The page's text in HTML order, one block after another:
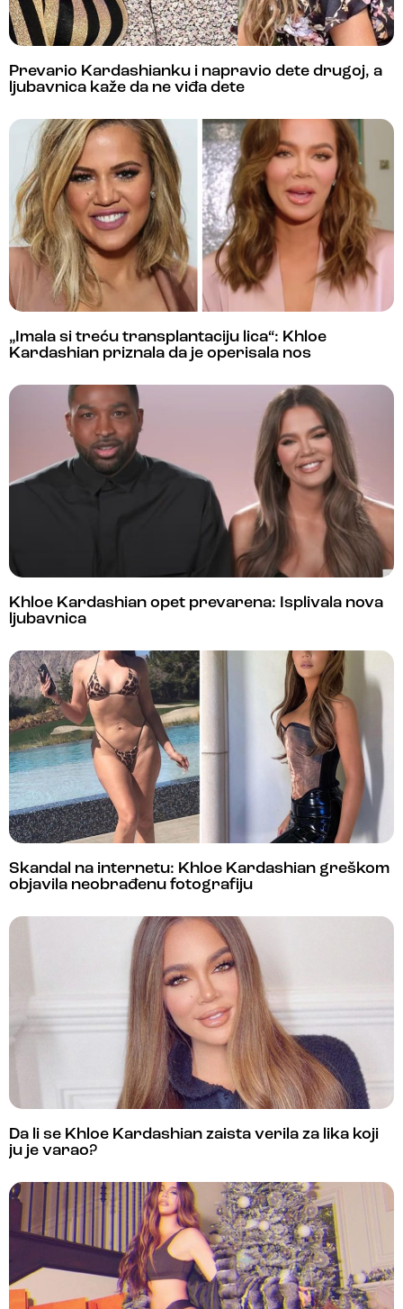
Prevario Kardashianku i napravio dete drugoj, a
ljubavnica kaže da ne viđa dete
„Imala si treću transplantaciju lica“: Khloe
Kardashian priznala da je operisala nos
Khloe Kardashian opet prevarena: Isplivala nova
ljubavnica
Skandal na internetu: Khloe Kardashian greškom
objavila neobrađenu fotografiju
Da li se Khloe Kardashian zaista verila za lika koji
ju je varao?